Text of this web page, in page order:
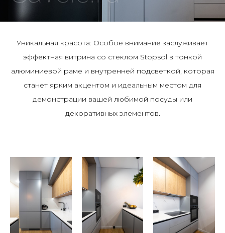
Уникальная красота: Особое внимание заслуживает
эффектная витрина со стеклом Stopsol в тонкой
алюминиевой раме и внутренней подсветкой, которая
станет ярким акцентом и идеальным местом для
демонстрации вашей любимой посуды или
декоративных элементов.